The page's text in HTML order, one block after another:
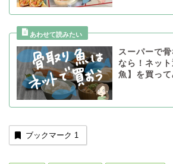
スーパーで
なら！ネッ
魚】を買っ
ブックマーク 1